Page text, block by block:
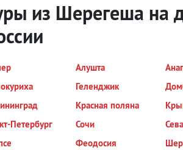
из Шерегеша на
Алушта
Геленджик
Красная поляна
Петербург
Сочи
Феодосия